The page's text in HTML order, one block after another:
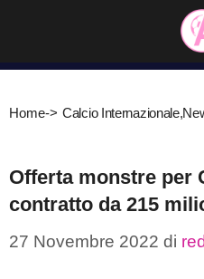
contenuto
Home-> Calcio Internazionale,
Offerta monstre per
contratto da 215
27 Novembre 2022 di